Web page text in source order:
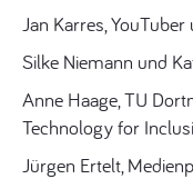
Jan Karres,
Silke Niemann und
Anne Haage, TU
Technology for
Jürgen Ertelt,